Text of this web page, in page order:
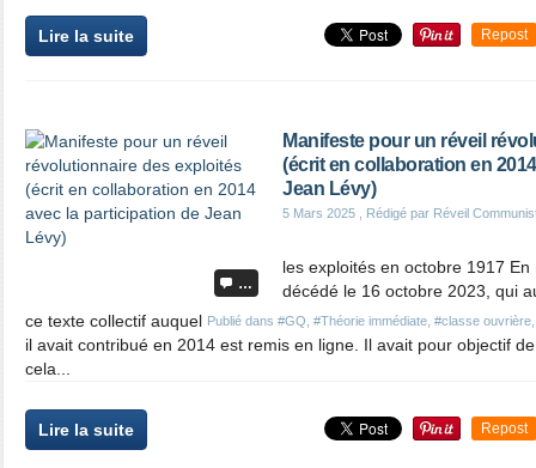
Lire la suite Repost
…
Manifeste pour un réveil
(écrit en collaboration en
Jean Lévy)
5 Mars 2025 , Rédigé par Réveil
Publié dans #GQ #Théorie immédiate #classe ouvrière
les exploités en octobre 1917
décédé le 16 octobre 2023, qui
ce texte collectif auquel
il avait contribué en 2014 est remis en ligne. Il avait pour objectif
cela...
Lire la suite Repost